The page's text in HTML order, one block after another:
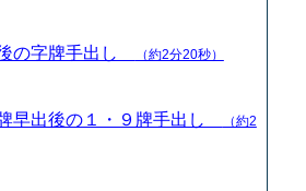
の字牌手出し （約2分20秒）
早出後の１・９牌手出し
（約2